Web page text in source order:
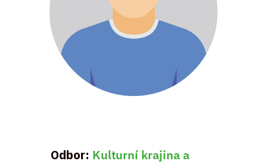
Odbor: Kulturní krajina a